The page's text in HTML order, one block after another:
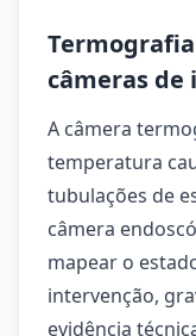
câmeras de
A câmera
temperatura
tubulações de
câmera
mapear o
intervenção,
evidência